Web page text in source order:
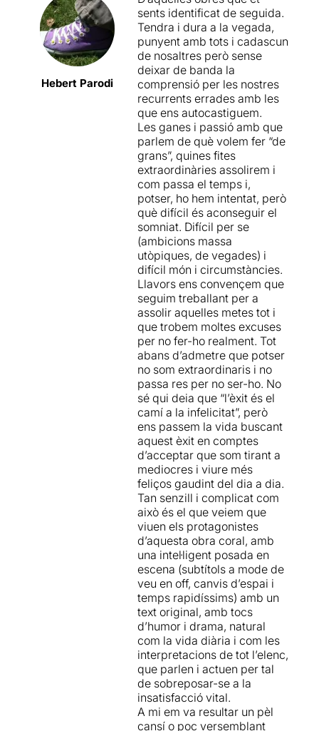
TNC i construir en el solar
uns multicines" . Poc abans
de morir, quan no tocava, el
Nacional de l'època de
Belbel li va oferir revisar un
dels seus antics èxits,Tot
esperant Godot. El muntatge
no es va fer ni s'ha
recuperat mai més, tot i les
reivindicacions que en el
seu moment van fer Joan
Anguera, Ricard Salvat i
alguns altres membres
d'aquella generació que tant
va fer i que tant poc es
recorda.
El muntatge deSota la
ciutat es sustenta, sobretot,
en el text de Garcia. Un text
que potser vol abarcar
massa, però que troba la
justa mesura en alguns
personatges, que encerta de
ple amb la utilització de
textos narratius projectats i
que tanca amb una escena
final aclaparadora... i tant
dolorosa com clarivident. És
cert que a vegades
l'obra parla de teatre
reivindicatiu i combatiu des
d'una posició una
mica còmoda, i també crec
que a vegades peca d'una
naturalitat un pèl forçada en
algunes interpretacions,
però crec que seria una
llàstima que els espectadors
habituals del teatre que es fa
a casa nostra es perdessin
una peça com aquesta.
Serveix per entendre una
part de la professió i també
per donar llum a tots aquells
que tot i voler fer grans
coses a la vida -una gran
majoria, tot s'ha de dir-
s'han de conformar a viure
en una forçada mediocritat...
s'ha convertit o, que sempre
ha estat, un impossible. Tots
els personatges són uns
perdedors.
Una obra plantejada amb un
gran dinamisme, amb
escenes molt curtes que
avancen en el temps i ens
ajuden a entendre el
desenvolupament dels
personatges. Ens han
agradat molt totes les
interpretacions i la
magnífica posada en
escena.
La nostra crònica sencera es
pot llegir, si cliqueuAQUÍ
Crítica completa »
http://bit.ly/1RW0wwR
Hebert Parodi
sents identificat de seguida.
Tendra i dura a la vegada,
punyent amb tots i cadascun
de nosaltres però sense
deixar de banda la
comprensió per les nostres
recurrents errades amb les
que ens autocastiguem.
Les ganes i passió amb que
parlem de què volem fer “de
grans”, quines fites
extraordinàries assolirem i
com passa el temps i,
potser, ho hem intentat, però
què difícil és aconseguir el
somniat. Difícil per se
(ambicions massa
utòpiques, de vegades) i
difícil món i circumstàncies.
Llavors ens convençem que
seguim treballant per a
assolir aquelles metes tot i
que trobem moltes excuses
per no fer-ho realment. Tot
abans d’admetre que potser
no som extraordinaris i no
passa res per no ser-ho. No
sé qui deia que “l’èxit és el
camí a la infelicitat”, però
ens passem la vida buscant
aquest èxit en comptes
d’acceptar que som tirant a
mediocres i viure més
feliços gaudint del dia a dia.
Tan senzill i complicat com
això és el que veiem que
viuen els protagonistes
d’aquesta obra coral, amb
una intel·ligent posada en
escena (subtítols a mode de
veu en off, canvis d’espai i
temps rapidíssims) amb un
text original, amb tocs
d’humor i drama, natural
com la vida diària i com les
interpretacions de tot l’elenc,
que parlen i actuen per tal
de sobreposar-se a la
insatisfacció vital.
A mi em va resultar un pèl
cansí o poc versemblant